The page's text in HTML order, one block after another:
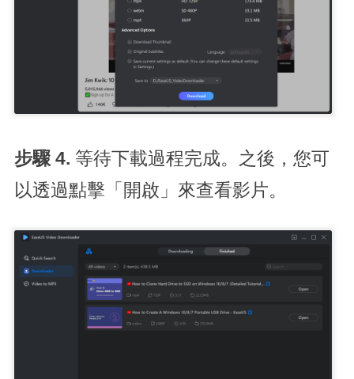
步驟 4. 等待下載過程完成。之後，您可
以透過點擊「開啟」來查看影片。